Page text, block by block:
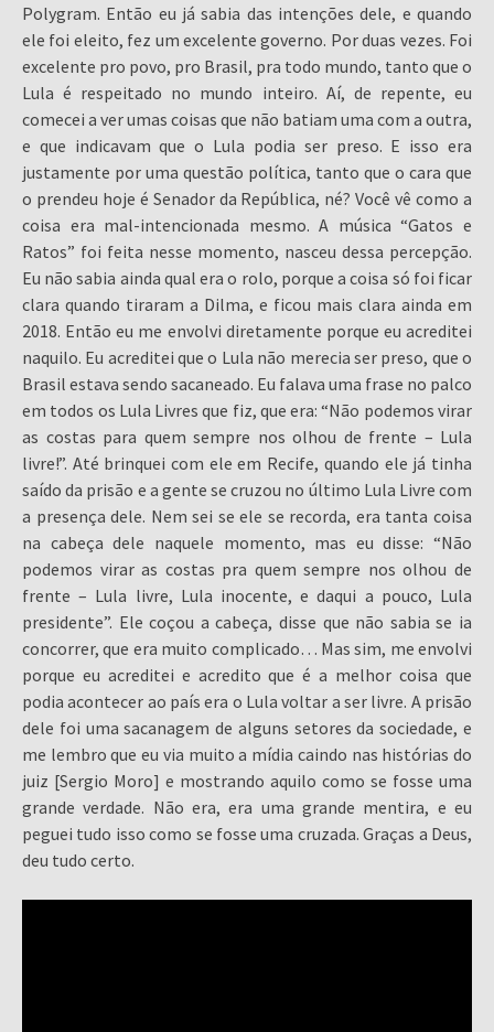
Polygram. Então eu já sabia das intenções dele, e quando
ele foi eleito, fez um excelente governo. Por duas vezes. Foi
excelente pro povo, pro Brasil, pra todo mundo, tanto que o
Lula é respeitado no mundo inteiro. Aí, de repente, eu
comecei a ver umas coisas que não batiam uma com a outra,
e que indicavam que o Lula podia ser preso. E isso era
justamente por uma questão política, tanto que o cara que
o prendeu hoje é Senador da República, né? Você vê como a
coisa era mal-intencionada mesmo. A música “Gatos e
Ratos” foi feita nesse momento, nasceu dessa percepção.
Eu não sabia ainda qual era o rolo, porque a coisa só foi ficar
clara quando tiraram a Dilma, e ficou mais clara ainda em
2018. Então eu me envolvi diretamente porque eu acreditei
naquilo. Eu acreditei que o Lula não merecia ser preso, que o
Brasil estava sendo sacaneado. Eu falava uma frase no palco
em todos os Lula Livres que fiz, que era: “Não podemos virar
as costas para quem sempre nos olhou de frente – Lula
livre!”. Até brinquei com ele em Recife, quando ele já tinha
saído da prisão e a gente se cruzou no último Lula Livre com
a presença dele. Nem sei se ele se recorda, era tanta coisa
na cabeça dele naquele momento, mas eu disse: “Não
podemos virar as costas pra quem sempre nos olhou de
frente – Lula livre, Lula inocente, e daqui a pouco, Lula
presidente”. Ele coçou a cabeça, disse que não sabia se ia
concorrer, que era muito complicado… Mas sim, me envolvi
porque eu acreditei e acredito que é a melhor coisa que
podia acontecer ao país era o Lula voltar a ser livre. A prisão
dele foi uma sacanagem de alguns setores da sociedade, e
me lembro que eu via muito a mídia caindo nas histórias do
juiz [Sergio Moro] e mostrando aquilo como se fosse uma
grande verdade. Não era, era uma grande mentira, e eu
peguei tudo isso como se fosse uma cruzada. Graças a Deus,
deu tudo certo.